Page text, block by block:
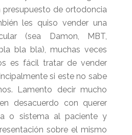
presupuesto de ortodoncia
les quiso vender una
(sea Damon, MBT,
bla bla), muchas veces
es fácil tratar de vender
si este no sabe
Lamento decir mucho
desacuerdo con querer
o sistema al paciente y
sobre el mismo